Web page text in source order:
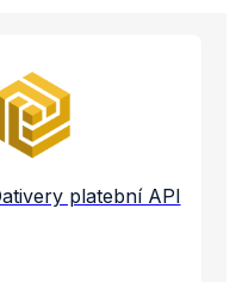
a služby
platební API